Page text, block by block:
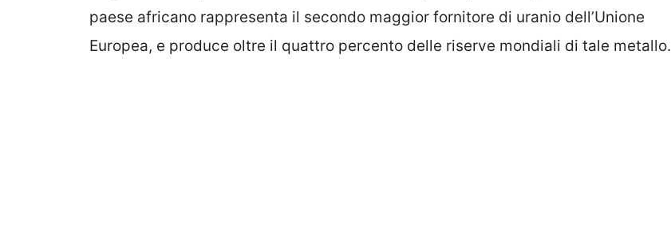
paese africano rappresenta il secondo maggior fornitore di uranio dell’Unione
Europea, e produce oltre il quattro percento delle riserve mondiali di tale metallo.